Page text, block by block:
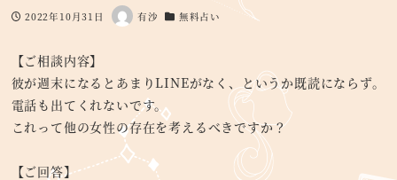
投稿日
2022年10月31日
著
有沙
カテゴリー
無料占い
【ご相談内容】
彼が週末になるとあまりLINEがなく、というか既読にならず。
電話も出てくれないです。
これって他の女性の存在を考えるべきですか？
【ご回答】